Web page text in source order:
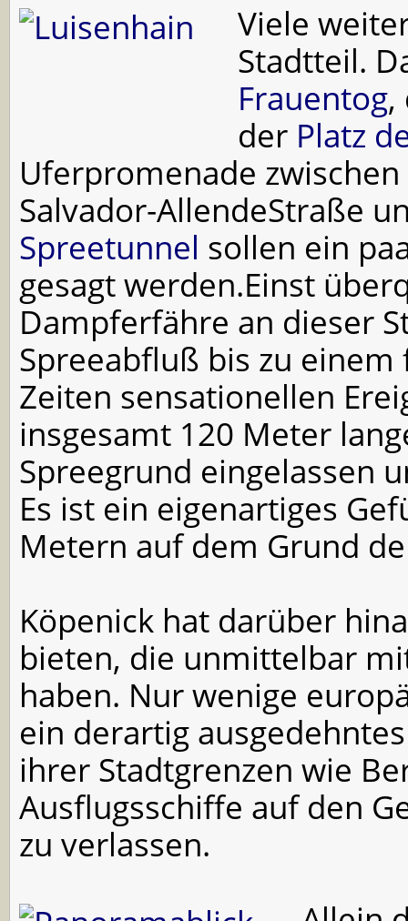
Viele
Stadtteil.
Frauentog,
der Platz
Uferpromenade
Salvador-Allende­Straße
Spreetunnel sollen ein
gesagt werden.Einst
Dampferfähre an dieser
Spreeabfluß bis zu
Zeiten sensationellen
insgesamt 120 Meter
Spreegrund eingelassen
Es ist ein eigenartiges
Metern auf dem Grund
Köpenick hat darüber
bieten, die unmittelbar
haben. Nur wenige
ein derartig
ihrer Stadtgrenzen wie
Ausflugsschiffe auf den
zu verlassen.